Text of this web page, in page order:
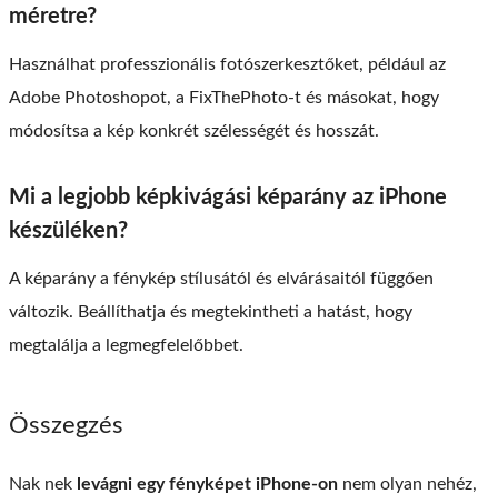
méretre?
Használhat professzionális fotószerkesztőket, például az
Adobe Photoshopot, a FixThePhoto-t és másokat, hogy
módosítsa a kép konkrét szélességét és hosszát.
Mi a legjobb képkivágási képarány az iPhone
készüléken?
A képarány a fénykép stílusától és elvárásaitól függően
változik. Beállíthatja és megtekintheti a hatást, hogy
megtalálja a legmegfelelőbbet.
Összegzés
Nak nek levágni egy fényképet iPhone-on nem olyan nehéz,